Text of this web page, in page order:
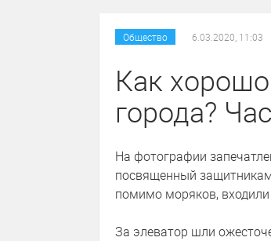
Общество 6.03.2020, 11:03
Как
города?
На фотографии
посвященный
помимо моряков,
За элеватор шли